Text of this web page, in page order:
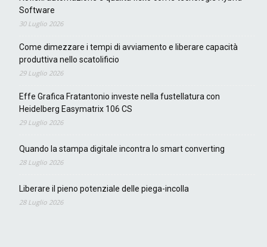
Software
30 Luglio 2026
Come dimezzare i tempi di avviamento e liberare capacità
produttiva nello scatolificio
29 Luglio 2026
Effe Grafica Fratantonio investe nella fustellatura con
Heidelberg Easymatrix 106 CS
29 Luglio 2026
Quando la stampa digitale incontra lo smart converting
28 Luglio 2026
Liberare il pieno potenziale delle piega-incolla
28 Luglio 2026